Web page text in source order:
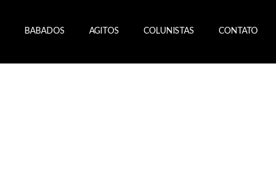
BABADOS AGITOS COLUNISTAS CONTATO